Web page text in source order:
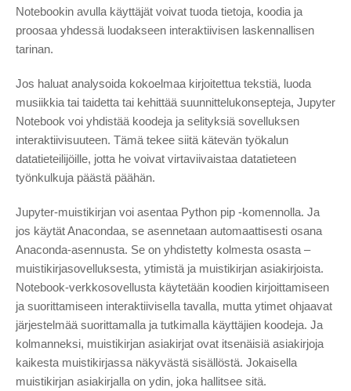
Notebookin avulla käyttäjät voivat tuoda tietoja, koodia ja
proosaa yhdessä luodakseen interaktiivisen laskennallisen
tarinan.
Jos haluat analysoida kokoelmaa kirjoitettua tekstiä, luoda
musiikkia tai taidetta tai kehittää suunnittelukonsepteja, Jupyter
Notebook voi yhdistää koodeja ja selityksiä sovelluksen
interaktiivisuuteen. Tämä tekee siitä kätevän työkalun
datatieteilijöille, jotta he voivat virtaviivaistaa datatieteen
työnkulkuja päästä päähän.
Jupyter-muistikirjan voi asentaa Python pip -komennolla. Ja
jos käytät Anacondaa, se asennetaan automaattisesti osana
Anaconda-asennusta. Se on yhdistetty kolmesta osasta –
muistikirjasovelluksesta, ytimistä ja muistikirjan asiakirjoista.
Notebook-verkkosovellusta käytetään koodien kirjoittamiseen
ja suorittamiseen interaktiivisella tavalla, mutta ytimet ohjaavat
järjestelmää suorittamalla ja tutkimalla käyttäjien koodeja. Ja
kolmanneksi, muistikirjan asiakirjat ovat itsenäisiä asiakirjoja
kaikesta muistikirjassa näkyvästä sisällöstä. Jokaisella
muistikirjan asiakirjalla on ydin, joka hallitsee sitä.